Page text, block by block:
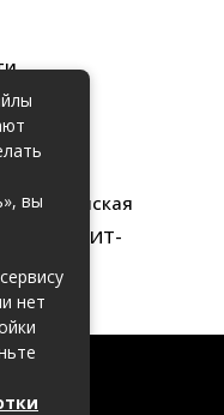
российская
ИТ-
вы
нет